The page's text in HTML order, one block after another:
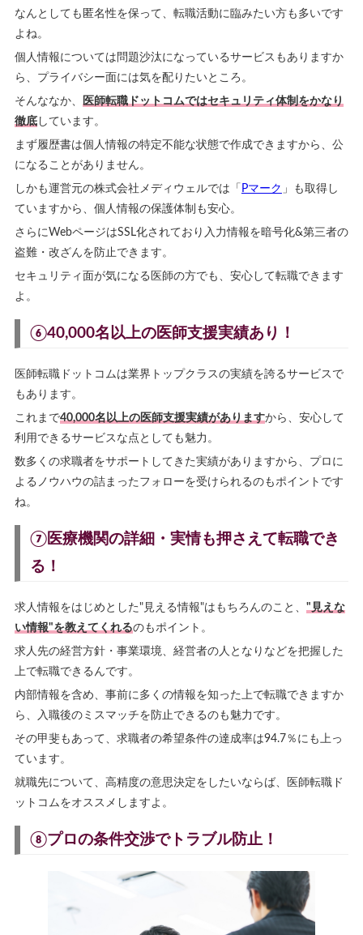
なんとしても匿名性を保って、転職活動に臨みたい方も多いです
よね。
個人情報については問題沙汰になっているサービスもありますか
ら、プライバシー面には気を配りたいところ。
そんななか、
医師転職ドットコムではセキュリティ体制をかなり
徹底しています。
まず履歴書は個人情報の特定不能な状態で作成できますから、公
になることがありません。
しかも運営元の株式会社メディウェルでは「 Pマーク 」も取得し
ていますから、個人情報の保護体制も安心。
さらにWebページはSSL化されており入力情報を暗号化&第三者の
盗難・改ざんを防止できます。
セキュリティ面が気になる医師の方でも、安心して転職できます
よ。
⑥40,000名以上の医師支援実績あり！
医師転職ドットコムは業界トップクラスの実績を誇るサービスで
もあります。
これまで40,000名以上の医師支援実績がありますから、安心して
利用できるサービスな点としても魅力。
数多くの求職者をサポートしてきた実績がありますから、プロに
よるノウハウの詰まったフォローを受けられるのもポイントです
ね。
⑦医療機関の詳細・実情も押さえて転職でき
る！
求人情報をはじめとした"見える情報"はもちろんのこと、 "見えな
い情報"を教えてくれるのもポイント。
求人先の経営方針・事業環境、経営者の人となりなどを把握した
上で転職できるんです。
内部情報を含め、事前に多くの情報を知った上で転職できますか
ら、入職後のミスマッチを防止できるのも魅力です。
その甲斐もあって、求職者の希望条件の達成率は94.7％にも上っ
ています。
就職先について、高精度の意思決定をしたいならば、医師転職ド
ットコムをオススメしますよ。
⑧プロの条件交渉でトラブル防止！